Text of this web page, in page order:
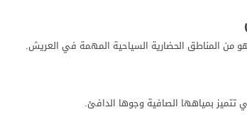
من المناطق الحضارية السياحية المهمة في العريش.
تتميز بمياهها الصافية وجوها الدافئ.